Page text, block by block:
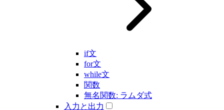
if文
for文
while文
関数
無名関数: ラムダ式
入力と出力